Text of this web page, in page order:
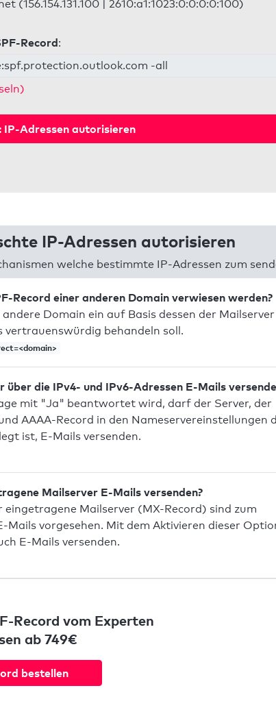
(156.154.131.100 | 2610:a1:1023:0:0:0:0:100)
Record:
-all
IP-Adressen autorisieren
IP-Adressen autorisieren
welche bestimmte IP-Adressen zum
Record einer anderen Domain verwiesen werden?
andere Domain ein auf Basis dessen der Mailserver
vertrauenswürdig behandeln soll.
über die IPv4- und IPv6-Adressen E-Mails
mit "Ja" beantwortet wird, darf der Server, der
AAAA-Record in den Nameservereinstellungen
ist, E-Mails versenden.
Mailserver E-Mails versenden?
eingetragene Mailserver (MX-Record) sind zum
Mails vorgesehen. Mit dem Aktivieren dieser
E-Mails versenden.
Record vom Experten
ab 749€
bestellen